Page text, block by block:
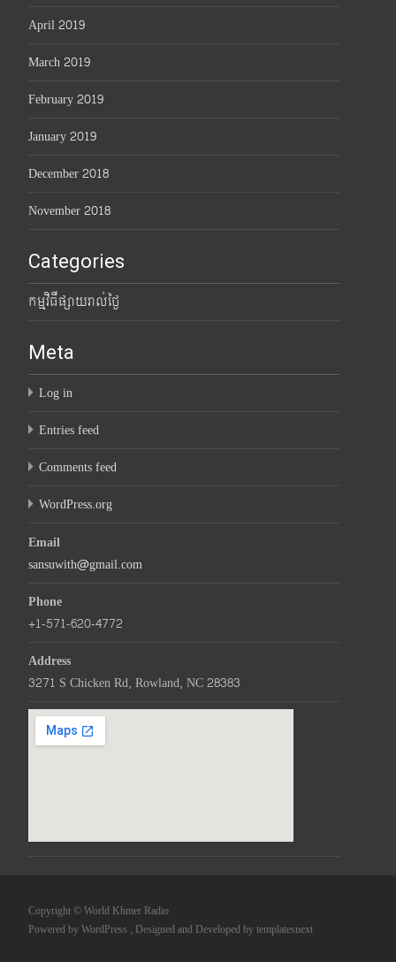
April 2019
March 2019
February 2019
January 2019
December 2018
November 2018
Categories
កម្មវិធីផ្សាយរាល់ថ្ងៃ
Meta
Log in
Entries feed
Comments feed
WordPress.org
Email
sansuwith@gmail.com
Phone
+1-571-620-4772
Address
3271 S Chicken Rd, Rowland, NC 28383
Copyright © World Khmer Radio
Powered by WordPress , Designed and Developed bytemplatesnext